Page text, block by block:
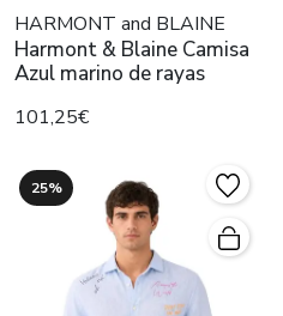
HARMONT and BLAINE
Harmont & Blaine Camisa
Azul marino de rayas
101,25€
25%